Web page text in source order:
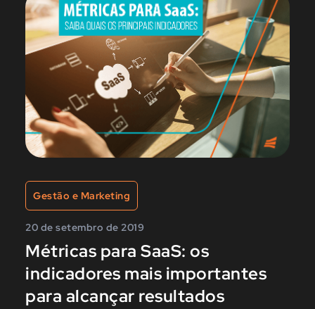
Gestão e Marketing
20 de setembro de 2019
Métricas para SaaS: os
indicadores mais importantes
para alcançar resultados